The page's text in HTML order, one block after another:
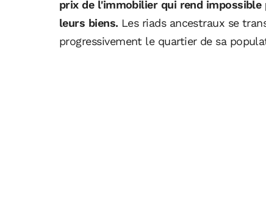
prix de l'immobilier qui rend
leurs biens. Les riads ancestraux se
progressivement le quartier de sa